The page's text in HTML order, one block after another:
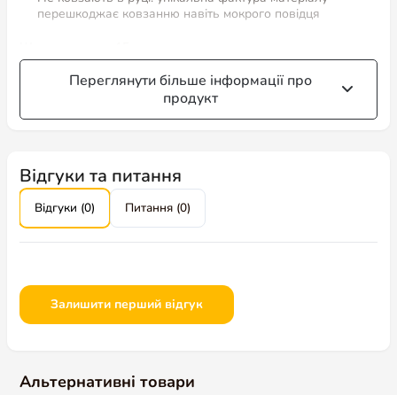
перешкоджає ковзанню навіть мокрого повідця
Переглянути більше інформації про
продукт
Відгуки та питання
Відгуки (0) Питання (0)
Залишити перший відгук
Альтернативні товари